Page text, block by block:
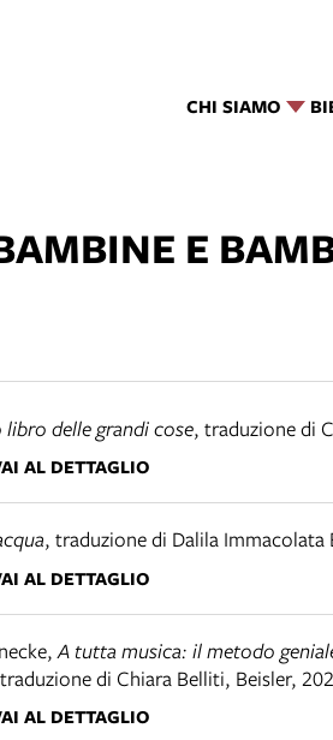
CHI SIAMO
E
delle grandi cose, traduzione di
AL DETTAGLIO
, traduzione di Dalila Immacolata
AL DETTAGLIO
,A tutta musica: il metodo
di Chiara Belliti, Beisler,
AL DETTAGLIO